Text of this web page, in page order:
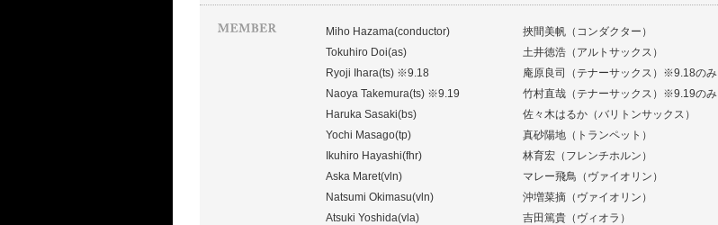
Miho Hazama(conductor)
挾間美帆（コンダクター）
Tokuhiro Doi(as)
土井徳浩（アルトサックス）
Ryoji Ihara(ts) ※9.18
庵原良司（テナーサックス）※9.18のみ
Naoya Takemura(ts) ※9.19
竹村直哉（テナーサックス）※9.19のみ
Haruka Sasaki(bs)
佐々木はるか（バリトンサックス）
Yochi Masago(tp)
真砂陽地（トランペット）
Ikuhiro Hayashi(fhr)
林育宏（フレンチホルン）
Aska Maret(vln)
マレー飛鳥（ヴァイオリン）
Natsumi Okimasu(vln)
沖増菜摘（ヴァイオリン）
Atsuki Yoshida(vla)
吉田篤貴（ヴィオラ）